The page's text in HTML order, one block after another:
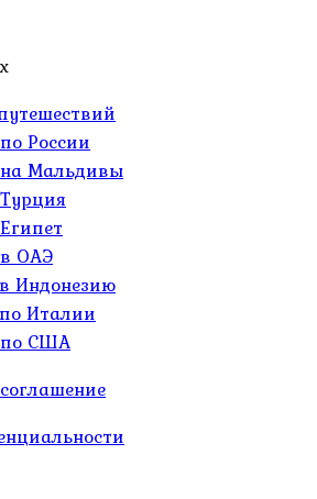
России
Мальдивы
ОАЭ
Индонезию
Италии
по США